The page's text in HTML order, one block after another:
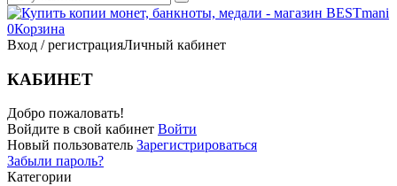
0Корзина
Вход / регистрацияЛичный кабинет
КАБИНЕТ
Добро пожаловать!
Войдите в свой кабинет Войти
Новый пользователь Зарегистрироваться
Забыли пароль?
Категории